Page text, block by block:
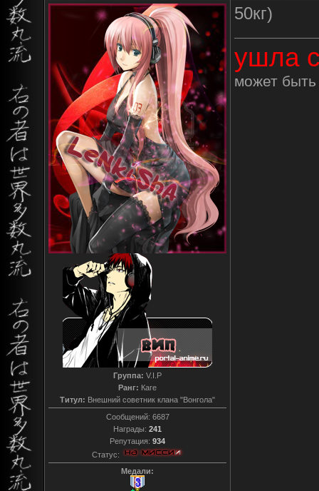
Группа: V.I.P
Ранг: Каге
Титул: Внешний советник клана "Вонгола"
Сообщений: 6687
Награды: 241
Репутация: 934
Статус:
Медали:
50кг)
ушла
может быть